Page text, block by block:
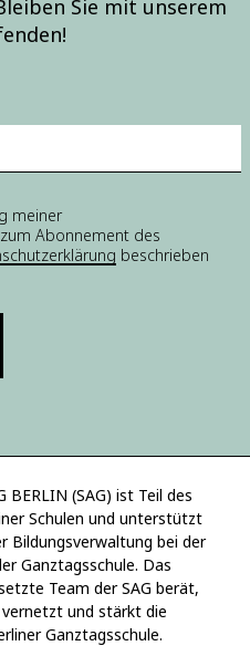
Sie mit unserem
meiner
Abonnement des
beschrieben
BERLIN (SAG) ist Teil des
Schulen und unterstützt
Bildungsverwaltung bei der
Ganztagsschule. Das
Team der SAG berät,
und stärkt die
Ganztagsschule.